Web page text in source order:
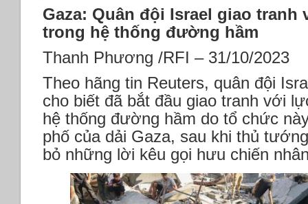
Gaza: Quân đội Israel giao
trong hệ thống đường hầm
Thanh Phương /RFI – 31/10/2023
Theo hãng tin Reuters, quân đội
cho biết đã bắt đầu giao tranh với
hệ thống đường hầm do tổ chức
phố của dải Gaza, sau khi thủ
bỏ những lời kêu gọi hưu chiến